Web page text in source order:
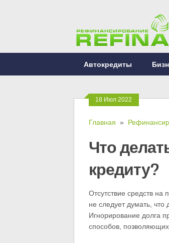
Автокредиты
18 Июл 2022
Главная »
Что
кредиту?
Отсутствие средств на
не следует думать, что
Игнорирование долга
способов,